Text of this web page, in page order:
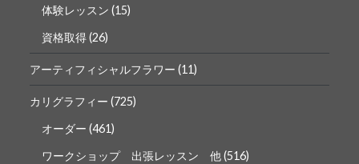
体験レッスン (15)
資格取得(26)
アーティフィシャルフラワー (11)
カリグラフィー (725)
オーダー (461)
ワークショップ 出張レッスン 他(516)